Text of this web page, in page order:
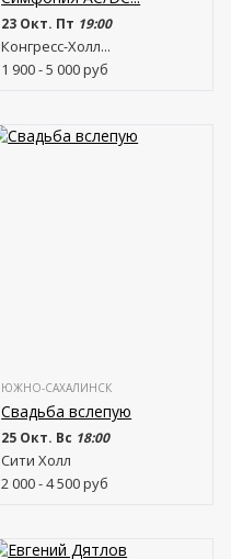
23 Окт. Пт 19:00
Конгресс-Холл...
1 900 - 5 000руб
ЮЖНО-САХАЛИНСК
Свадьба вслепую
25 Окт. Вс 18:00
Сити Холл
2 000 - 4 500руб